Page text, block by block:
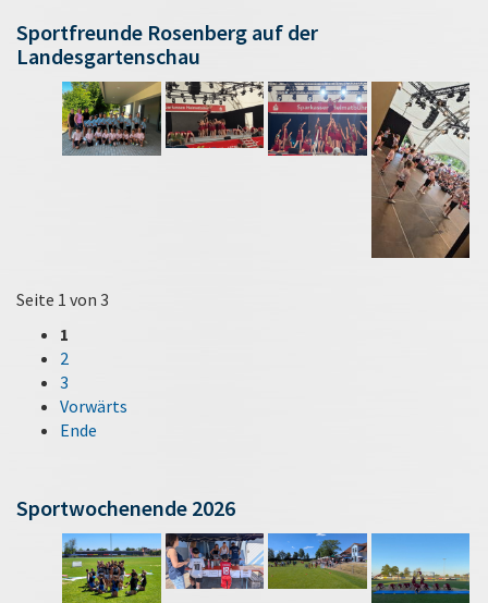
Sportfreunde Rosenberg auf der
Landesgartenschau
Seite 1 von 3
1
2
3
Vorwärts
Ende
Sportwochenende 2026